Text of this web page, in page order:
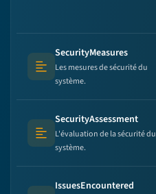
Text (multi-lines)
SecurityMeasures
Les mesures de sécurité du
système.
Text (multi-lines)
SecurityAssessment
L'évaluation de la sécurité du
système.
IssuesEncountered